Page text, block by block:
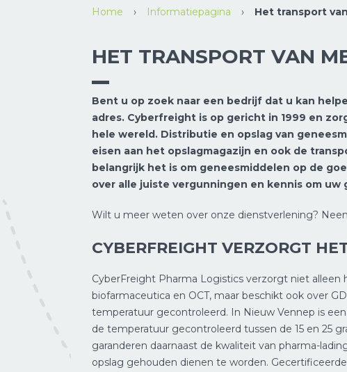
Home › Informatiepagina › Het transport
HET TRANSPORT VAN
Bent u op zoek naar een bedrijf dat u kan
adres. Cyberfreight is op gericht in 1999 en
hele wereld. Distributie en opslag van
eisen aan het opslagmagazijn en ook de
belangrijk het is om geneesmiddelen op de
over alle juiste vergunningen en kennis om
Wilt u meer weten over onze dienstverlening?
CYBERFREIGHT VERZORGT
CyberFreight Pharma Logistics verzorgt niet alleen
biofarmaceutica en OCT, maar beschikt ook over
temperatuur gecontroleerd. In Nieuw Vennep is
de temperatuur gecontroleerd tussen de 15 en 25
garanderen daarnaast de kwaliteit van pharma-
opslag gehouden dienen te worden.